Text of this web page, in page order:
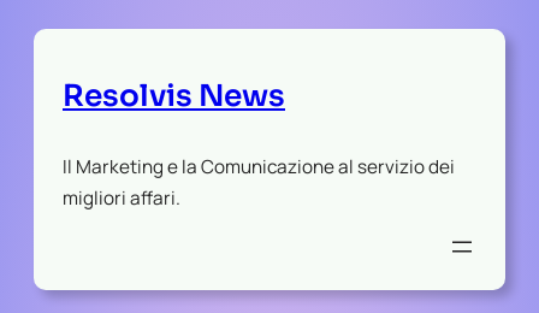
Resolvis News
Il Marketing e la Comunicazione al servizio dei
migliori affari.